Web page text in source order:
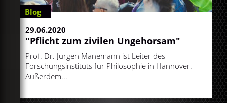
Blog
29.06.2020
"Pflicht zum zivilen Ungehorsam"
Prof. Dr. Jürgen Manemann ist Leiter des
Forschungsinstituts für Philosophie in Hannover.
Außerdem...